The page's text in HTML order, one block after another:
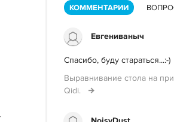
КОММЕНТАРИИ
Евгениваныч
Спасибо, буду стараться...:-)
Выравнивание стола на
Qidi.